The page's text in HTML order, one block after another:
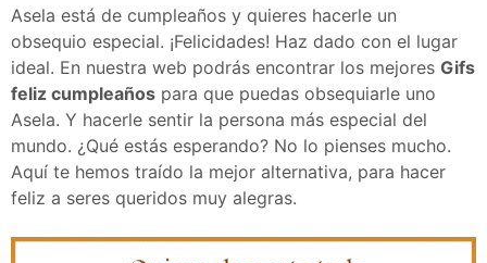
Asela está de cumpleaños y quieres hacerle un
obsequio especial. ¡Felicidades! Haz dado con el lugar
ideal. En nuestra web podrás encontrar los mejores Gifs
feliz cumpleaños para que puedas obsequiarle uno
Asela. Y hacerle sentir la persona más especial del
mundo. ¿Qué estás esperando? No lo pienses mucho.
Aquí te hemos traído la mejor alternativa, para hacer
feliz a seres queridos muy alegras.